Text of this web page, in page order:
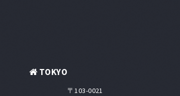
TOKYO
〒103-0021